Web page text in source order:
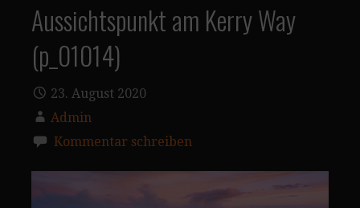
Aussichtspunkt am Kerry Way
(p_01014)
23. August 2020
Admin
Kommentar schreiben